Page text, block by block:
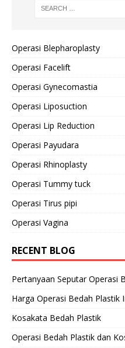
Operasi Blepharoplasty
Operasi Facelift
Operasi Gynecomastia
Operasi Liposuction
Operasi Lip Reduction
Operasi Payudara
Operasi Rhinoplasty
Operasi Tummy tuck
Operasi Tirus pipi
Operasi Vagina
RECENT BLOG
Pertanyaan Seputar Operasi
Harga Operasi Bedah Plastik
Kosakata Bedah Plastik
Operasi Bedah Plastik dan